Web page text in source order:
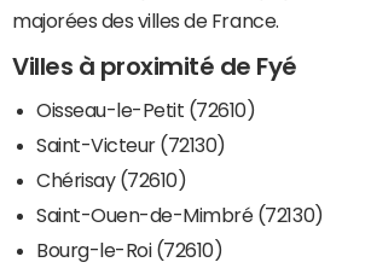
majorées des villes de France.
Villes à proximité de Fyé
Oisseau-le-Petit (72610)
Saint-Victeur (72130)
Chérisay (72610)
Saint-Ouen-de-Mimbré (72130)
Bourg-le-Roi (72610)